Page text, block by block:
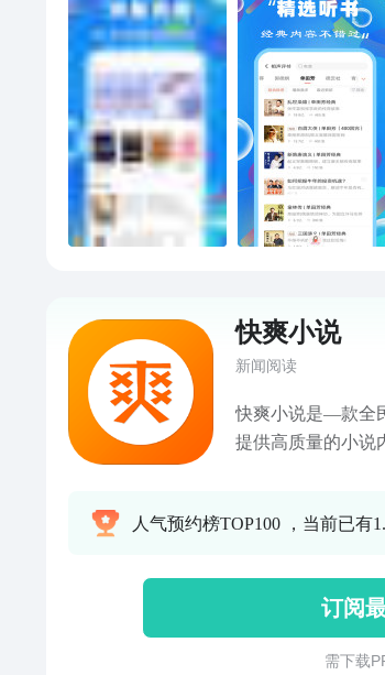
华怀旧金曲、易中
集...让您上下班路
人的夜，一路听
书内容】有声小
苍、傲世九重天、
高手、豪门小老婆
列、郭德纲系列
义、鬼吹灯、资
系列、京剧大观、
故事、西游记少儿
什么、盒子历险记
恩来26年、法制故
暴、赢：跟韦尔奇
梅、唐诗三百首、
黛玉，30岁学宝钗
医疗宝典、打造
非常档案、中国历
说、红色足迹、
快爽小说
新闻阅读
快爽小说是—款全
提供高质量的小说
读！
人气预约榜TOP100 ，当前已有
订阅
需 下 载 P